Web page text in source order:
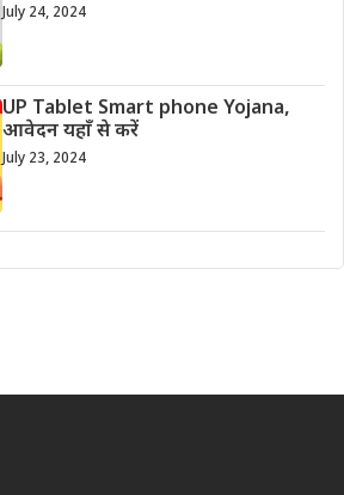
July 24, 2024
UP Tablet Smart phone Yojana,
आवेदन यहाँ से करें
July 23, 2024